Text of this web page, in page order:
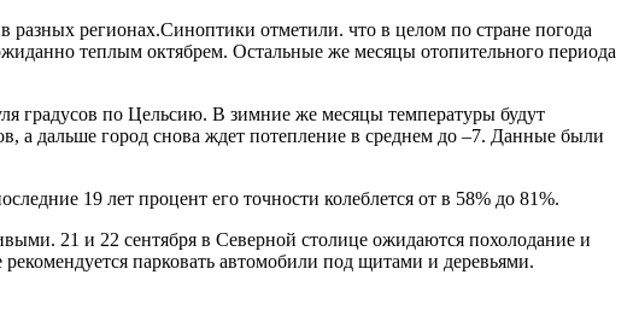
регионах.Синоптики отметили. что в целом по стране погода
теплым октябрем. Остальные же месяцы отопительного периода
градусов по Цельсию. В зимние же месяцы температуры будут
а дальше город снова ждет потепление в среднем до –7. Данные были
19 лет процент его точности колеблется от в 58% до 81%.
21 и 22 сентября в Северной столице ожидаются похолодание и
парковать автомобили под щитами и деревьями.